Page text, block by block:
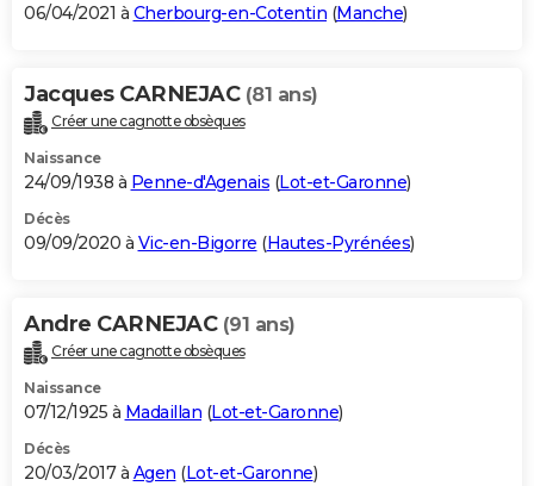
06/04/2021 à Cherbourg-en-Cotentin (Manche)
Jacques CARNEJAC (81 ans)
Créer une cagnotte obsèques
Naissance
24/09/1938 à Penne-d'Agenais (Lot-et-Garonne)
Décès
09/09/2020 à Vic-en-Bigorre (Hautes-Pyrénées)
Andre CARNEJAC (91 ans)
Créer une cagnotte obsèques
Naissance
07/12/1925 à Madaillan (Lot-et-Garonne)
Décès
20/03/2017 à Agen (Lot-et-Garonne)